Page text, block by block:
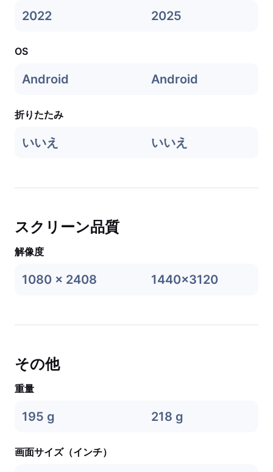
2022 2025
OS
Android Android
折りたたみ
いいえ いいえ
スクリーン品質
解像度
1080 x 2408 1440x3120
その他
重量
195 g 218 g
画面サイズ（インチ）